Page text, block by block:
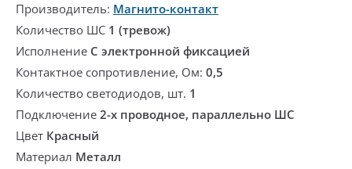
Производитель: Магнито-контакт
Количество ШС 1 (тревож)
Исполнение С электронной фиксацией
Контактное сопротивление, Ом: 0,5
Количество светодиодов, шт. 1
Подключение 2-х проводное, параллельно ШС
Цвет Красный
Материал Металл